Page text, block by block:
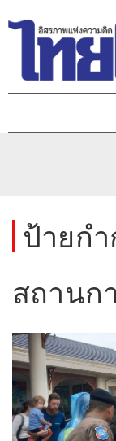
ป้ายกำ
สถานก